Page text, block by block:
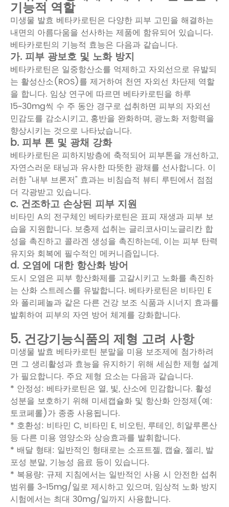
기능적 역할
미생물 발효 베타카로틴은 다양한 피부 고민을 해결하는
내면의 아름다움을 선사하는 제품에 함유되어 있습니다.
베타카로틴의 기능적 효능은 다음과 같습니다.
가. 피부 광보호 및 노화 방지
베타카로틴은 일중항산소를 억제하고 자외선으로 유발되
는 활성산소(ROS)를 제거하여 천연 자외선 차단제 역할
을 합니다. 임상 연구에 따르면 베타카로틴을 하루
15~30mg씩 수 주 동안 경구로 섭취하면 피부의 자외선
민감도를 감소시키고, 홍반을 완화하며, 광노화 저항력을
향상시키는 것으로 나타났습니다.
b. 피부 톤 및 광채 강화
베타카로틴은 피하지방층에 축적되어 피부톤을 개선하고,
자연스러운 태닝과 유사한 따뜻한 광채를 선사합니다. 이
러한 "내부 브론저" 효과는 비침습적 뷰티 루틴에서 점점
더 각광받고 있습니다.
c. 건조하고 손상된 피부 지원
비타민 A의 전구체인 베타카로틴은 표피 재생과 피부 보
습을 지원합니다. 보충제 섭취는 글리코사미노글리칸 합
성을 촉진하고 콜라겐 생성을 촉진하는데, 이는 피부 탄력
유지와 회복에 필수적인 메커니즘입니다.
d. 오염에 대한 항산화 방어
도시 오염은 피부 항산화제를 고갈시키고 노화를 촉진하
는 산화 스트레스를 유발합니다. 베타카로틴은 비타민 E
와 폴리페놀과 같은 다른 건강 보조 식품과 시너지 효과를
발휘하여 피부의 자연 방어 체계를 강화합니다.
5. 건강기능식품의 제형 고려 사항
미생물 발효 베타카로틴 분말을 미용 보조제에 첨가하려
면 그 생리활성과 효능을 유지하기 위해 세심한 제형 설계
가 필요합니다. 주요 제형 요소는 다음과 같습니다.
* 안정성: 베타카로틴은 열, 빛, 산소에 민감합니다. 활성
성분을 보호하기 위해 미세캡슐화 및 항산화 안정제(예:
토코페롤)가 종종 사용됩니다.
* 호환성: 비타민 C, 비타민 E, 비오틴, 루테인, 히알루론산
등 다른 미용 영양소와 상승효과를 발휘합니다.
* 배달 형태: 일반적인 형태로는 소프트젤, 캡슐, 젤리, 발
포성 분말, 기능성 음료 등이 있습니다.
* 복용량: 규제 지침에서는 일반적인 사용 시 안전한 섭취
범위를 3~15mg/일로 제시하고 있으며, 임상적 노화 방지
시험에서는 최대 30mg/일까지 사용합니다.